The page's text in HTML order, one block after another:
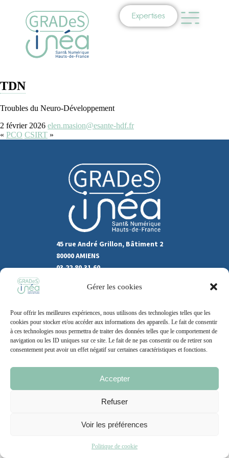
Gérer les cookies
Pour offrir les meilleures expériences, nous utilisons des technologies telles que les
cookies pour stocker et/ou accéder aux informations des appareils. Le fait de consentir
à ces technologies nous permettra de traiter des données telles que le comportement de
navigation ou les ID uniques sur ce site. Le fait de ne pas consentir ou de retirer son
consentement peut avoir un effet négatif sur certaines caractéristiques et fonctions.
Accepter
Refuser
Voir les préférences
Politique de cookie
Expertises
TDN
Troubles du Neuro-Développement
2 février 2026 elen.masion@esante-hdf.fr
« PCO CSIRT »
45 rue André Grillon, Bâtiment 2
80000 AMIENS
03.22.80.31.60
Marchés publics
Recrutement
Support
Contact
Mentions légales Politique de cookie CGU